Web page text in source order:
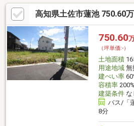
グでお気軽にお問い合わせください！資
時間受付中☆ おうちと皆様のご縁を結ぶ
す。 皆様にお会いできますことを、心
ります 土地購入をお考えの方に好条件の
高知県土佐市蓮池 750.60
750.60
（坪単価:-）
土地面積
用途地域無
建ぺい率
容積率200%
建築条件な
バス/「
8分